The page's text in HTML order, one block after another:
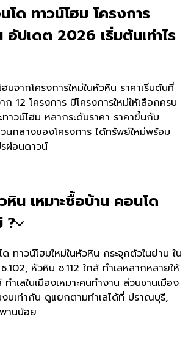
โด ทาวน์โฮม โครงการ
ปเดต 2026 เริ่มต้นเท่าไร
มจากโครงการใหม่ในหัวหิน ราคาเริ่มต้นที่
12 โครงการ มีโครงการใหม่ให้เลือกครบ
าวน์โฮม หลากระดับราคา ราคาขึ้นกับ
วนกลางของโครงการ ได้ทรัพย์ใหม่พร้อม
รผ่อนดาวน์
หิน เหมาะซื้อบ้าน คอนโด
?
ทาวน์โฮมใหม่ในหัวหิน กระจุกตัวในย่าน ใน
หัวหิน ซ.112 ใกล้ ทำเลหลากหลายให้
ำเลในเมืองเหมาะคนทำงาน ส่วนชานเมือง
บเท่ากัน ดูแยกตามทำเลได้ที่ ปราณบุรี,
านน้อย